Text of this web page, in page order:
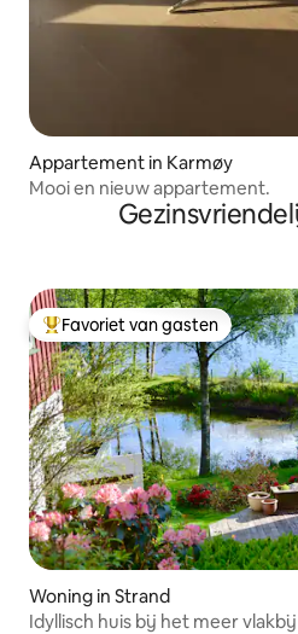
Appartement in Karmøy
Mooi en nieuw appartement.
Topfavoriet van gasten
Favoriet van gasten
Woning in Strand
Idyllisch huis bij het meer